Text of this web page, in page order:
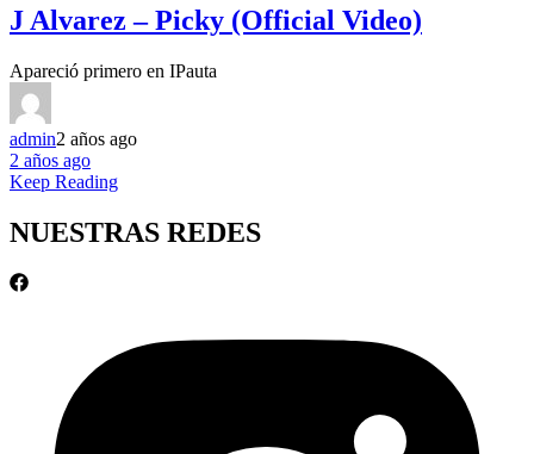
J Alvarez – Picky (Official Video)
Apareció primero en IPauta
admin2 años ago
2 años ago
Keep Reading
NUESTRAS REDES